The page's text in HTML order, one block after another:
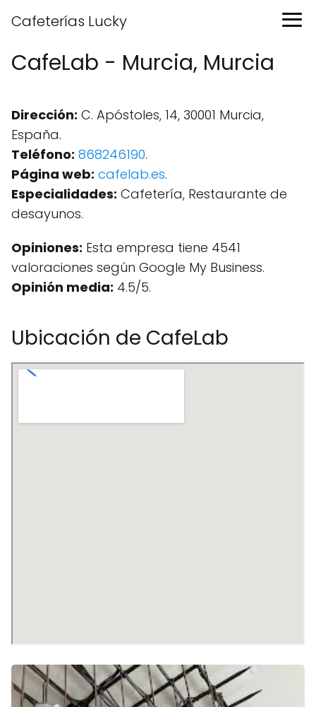
Cafeterías Lucky
CafeLab - Murcia, Murcia
Dirección: C. Apóstoles, 14, 30001 Murcia,
España.
Teléfono: 868246190.
Página web: cafelab.es.
Especialidades: Cafetería, Restaurante de
desayunos.
Opiniones: Esta empresa tiene 4541
valoraciones según Google My Business.
Opinión media: 4.5/5.
Ubicación de CafeLab